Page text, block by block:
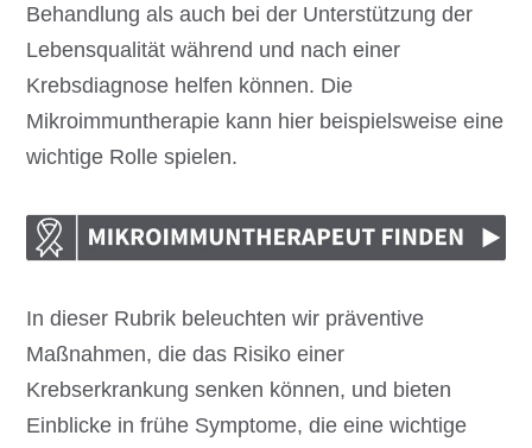
Behandlung als auch bei der Unterstützung der
Lebensqualität während und nach einer
Krebsdiagnose helfen können. Die
Mikroimmuntherapie kann hier beispielsweise eine
wichtige Rolle spielen.
In dieser Rubrik beleuchten wir präventive
Maßnahmen, die das Risiko einer
Krebserkrankung senken können, und bieten
Einblicke in frühe Symptome, die eine wichtige